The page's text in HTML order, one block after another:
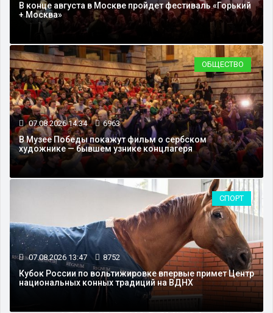
В конце августа в Москве пройдет фестиваль «Горький
+ Москва»
ОБЩЕСТВО
07.08.2026 14:34 6963
В Музее Победы покажут фильм о сербском
художнике — бывшем узнике концлагеря
СПОРТ
07.08.2026 13:47 8752
Кубок России по вольтижировке впервые примет Центр
национальных конных традиций на ВДНХ